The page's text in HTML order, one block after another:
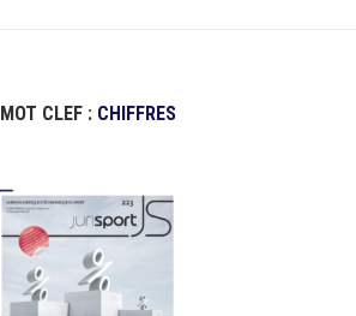
MOT CLEF : CHIFFRES